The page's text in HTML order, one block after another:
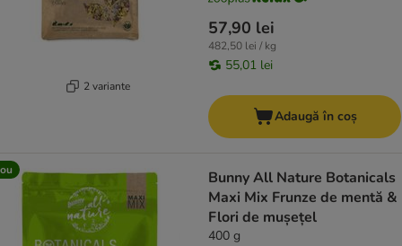
2 variante
57,90 lei
482,50 lei / kg
55,01 lei
Adaugă în coș
Bunny All Nature Botanicals
Maxi Mix Frunze de mentă &
Flori de mușețel
400 g